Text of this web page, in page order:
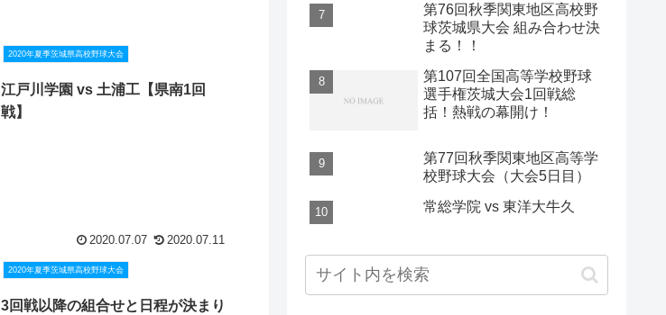
2020年夏季茨城県高校野球大会
江戸川学園 vs 土浦工【県南1回
戦】
2020.07.07 2020.07.11
2020年夏季茨城県高校野球大会
3回戦以降の組合せと日程が決まり
第76回秋季関東地区高校野
球茨城県大会 組み合わせ決
まる！！
第107回全国高等学校野球
選手権茨城大会1回戦総
括！熱戦の幕開け！
第77回秋季関東地区高等学
校野球大会（大会5日目）
常総学院 vs 東洋大牛久